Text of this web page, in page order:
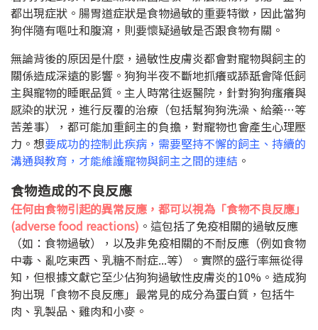
都出現症狀。腸胃道症狀是食物過敏的重要特徵，因此當狗
狗伴隨有嘔吐和腹瀉，則要懷疑過敏是否跟食物有關。
無論背後的原因是什麼，過敏性皮膚炎都會對寵物與飼主的
關係造成深遠的影響。狗狗半夜不斷地抓癢或舔舐會降低飼
主與寵物的睡眠品質。主人時常往返醫院，針對狗狗瘙癢與
感染的狀況，進行反覆的治療（包括幫狗狗洗澡、給藥…等
苦差事），都可能加重飼主的負擔，對寵物也會產生心理壓
力。想要成功的控制此疾病，需要堅持不懈的飼主、持續的
溝通與教育，才能維護寵物與飼主之間的連結 。
食物造成的不良反應
任何由食物引起的異常反應，都可以視為「食物不良反應」
(adverse food reactions) 。這包括了免疫相關的過敏反應
（如：食物過敏），以及非免疫相關的不耐反應（例如食物
中毒、亂吃東西、乳糖不耐症...等）。實際的盛行率無從得
知，但根據文獻它至少佔狗狗過敏性皮膚炎的10% 。造成狗
狗出現「食物不良反應」最常見的成分為蛋白質，包括牛
肉、乳製品、雞肉和小麥。